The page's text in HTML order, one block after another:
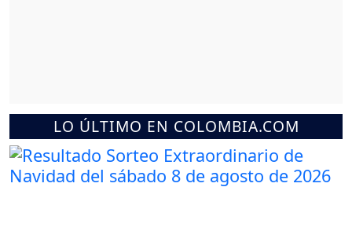
LO ÚLTIMO EN COLOMBIA.COM